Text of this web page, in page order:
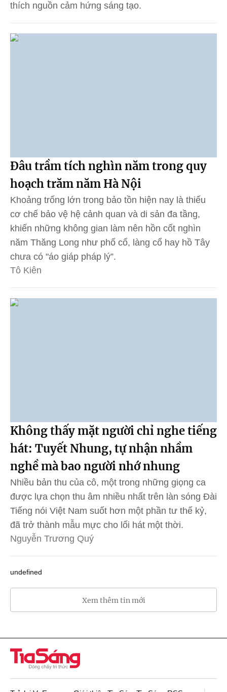
thích nguồn cảm hứng sáng tạo.
Đâu trầm tích nghìn năm trong quy
hoạch trăm năm Hà Nội
Khoảng trống lớn trong bảo tồn hiện nay là thiếu
cơ chế bảo vệ hệ cảnh quan và di sản đa tầng,
khiến những không gian làm nên hồn cốt nghìn
năm Thăng Long như phố cổ, làng cổ hay hồ Tây
chưa có "áo giáp pháp lý”.
Tô Kiên
Không thấy mặt người chỉ nghe tiếng
hát: Tuyết Nhung, tự nhận nhầm
nghề mà bao người nhớ nhung
Nhiều bản thu của cô, một trong những giọng ca
được lựa chọn thu âm nhiều nhất trên làn sóng Đài
Tiếng nói Việt Nam suốt hơn một phần tư thế kỷ,
đã trở thành mẫu mực cho lối hát một thời.
Nguyễn Trương Quý
undefined
Xem thêm tin mới